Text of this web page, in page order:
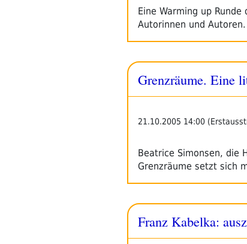
Eine Warming up
Autorinnen und
Grenzräume. Eine
21.10.2005 14:00
Beatrice Simonsen, die
Grenzräume setzt sich
Franz Kabelka: